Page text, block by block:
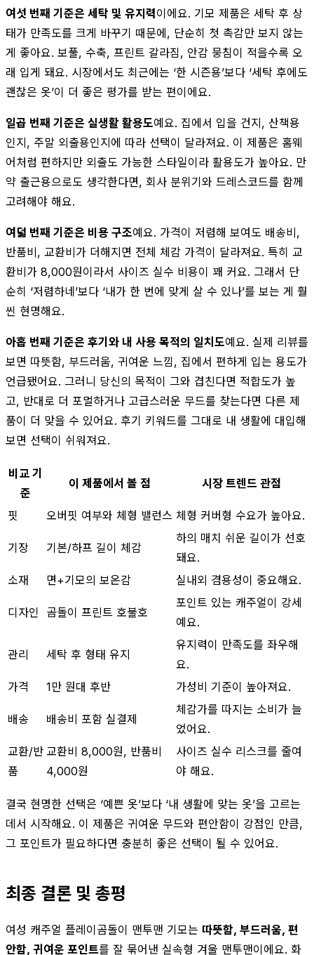
여섯 번째 기준은 세탁 및 유지력이에요. 기모 제품은 세탁 후 상
태가 만족도를 크게 바꾸기 때문에, 단순히 첫 촉감만 보지 않는
게 좋아요. 보풀, 수축, 프린트 갈라짐, 안감 뭉침이 적을수록 오
래 입게 돼요. 시장에서도 최근에는 ‘한 시즌용’보다 ‘세탁 후에도
괜찮은 옷’이 더 좋은 평가를 받는 편이에요.
일곱 번째 기준은 실생활 활용도예요. 집에서 입을 건지, 산책용
인지, 주말 외출용인지에 따라 선택이 달라져요. 이 제품은 홈웨
어처럼 편하지만 외출도 가능한 스타일이라 활용도가 높아요. 만
약 출근용으로도 생각한다면, 회사 분위기와 드레스코드를 함께
고려해야 해요.
여덟 번째 기준은 비용 구조예요. 가격이 저렴해 보여도 배송비,
반품비, 교환비가 더해지면 전체 체감 가격이 달라져요. 특히 교
환비가 8,000원이라서 사이즈 실수 비용이 꽤 커요. 그래서 단
순히 ‘저렴하네’보다 ‘내가 한 번에 맞게 살 수 있나’를 보는 게 훨
씬 현명해요.
아홉 번째 기준은 후기와 내 사용 목적의 일치도예요. 실제 리뷰를
보면 따뜻함, 부드러움, 귀여운 느낌, 집에서 편하게 입는 용도가
언급됐어요. 그러니 당신의 목적이 그와 겹친다면 적합도가 높
고, 반대로 더 포멀하거나 고급스러운 무드를 찾는다면 다른 제
품이 더 맞을 수 있어요. 후기 키워드를 그대로 내 생활에 대입해
보면 선택이 쉬워져요.
비교 기
준
이 제품에서 볼 점 시장 트렌드 관점
핏 오버핏 여부와 체형 밸런스 체형 커버형 수요가 높아요.
기장 기본/하프 길이 체감
하의 매치 쉬운 길이가 선호
돼요.
소재
면+기모의 보온감 실내외 겸용성이 중요해요.
디자인 곰돌이 프린트 호불호
포인트 있는 캐주얼이 강세
예요.
관리 세탁 후 형태 유지
유지력이 만족도를 좌우해
요.
가격
1만 원대 후반 가성비 기준이 높아져요.
배송 배송비 포함 실결제
체감가를 따지는 소비가 늘
었어요.
교환/반
품
교환비 8,000원, 반품비
4,000원
사이즈 실수 리스크를 줄여
야 해요.
결국 현명한 선택은 ‘예쁜 옷’보다 ‘내 생활에 맞는 옷’을 고르는
데서 시작해요. 이 제품은 귀여운 무드와 편안함이 강점인 만큼,
그 포인트가 필요하다면 충분히 좋은 선택이 될 수 있어요.
최종 결론 및 총평
여성 캐주얼 플레이곰돌이 맨투맨 기모는 따뜻함, 부드러움, 편
안함, 귀여운 포인트를 잘 묶어낸 실속형 겨울 맨투맨이에요. 화